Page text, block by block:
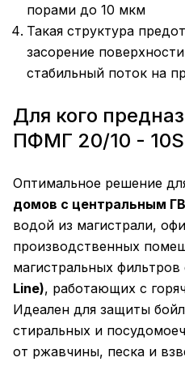
порами до 10 мкм
Такая структура
засорение
стабильный поток на
Для кого
ПФМГ 20/10 -
Оптимальное решение
домов с центральным
водой из магистрали,
производственных
магистральных фильтров
Line), работающих с
Идеален для защиты
стиральных и
от ржавчины, песка и